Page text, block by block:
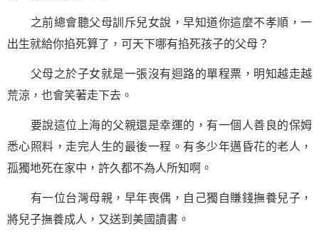
之前總會聽父母訓斥兒女說，早知道你這麼不孝順，一
出生就給你掐死算了，可天下哪有掐死孩子的父母？
父母之於子女就是一張沒有迴路的單程票，明知越走越
荒涼，也會笑著走下去。
要說這位上海的父親還是幸運的，有一個人善良的保姆
悉心照料，走完人生的最後一程。有多少年邁昏花的老人，
孤獨地死在家中，許久都不為人所知啊。
有一位台灣母親，早年喪偶，自己獨自賺錢撫養兒子，
將兒子撫養成人，又送到美國讀書。